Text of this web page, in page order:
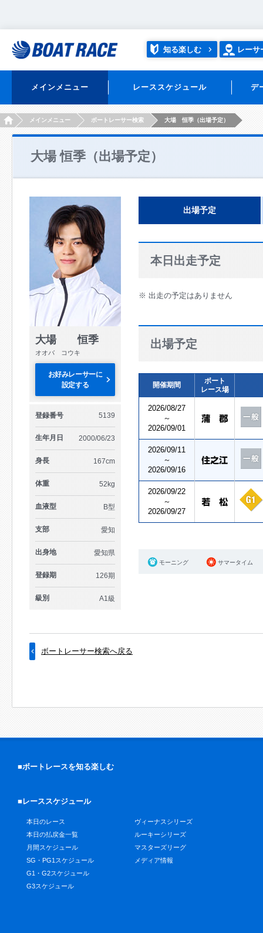
知る楽しむ レーサ
メインメニュー レーススケジュール デ
HOMEメインメニュー ボートレーサー検索 大場 恒季（出場予定）
大場 恒季（出場予定）
大場 恒季
オオバ コウキ
お好みレーサーに
設定する
登録番号 5139
生年月日 2000/06/23
身長 167cm
体重 52kg
血液型 B型
支部 愛知
出身地 愛知県
登録期 126期
級別 A1級
出場予定
本日出走予定
※ 出走の予定はありません
出場予定
開催期間
ボート
レース場
2026/08/27
～
2026/09/01
2026/09/11
～
2026/09/16
2026/09/22
～
2026/09/27
モーニング サマータイム
ボートレーサー検索へ戻る
■ボートレースを知る楽しむ
■レーススケジュール
本日のレース
本日の払戻金一覧
月間スケジュール
SG・PG1スケジュール
G1・G2スケジュール
G3スケジュール
ヴィーナスシリーズ
ルーキーシリーズ
マスターズリーグ
メディア情報